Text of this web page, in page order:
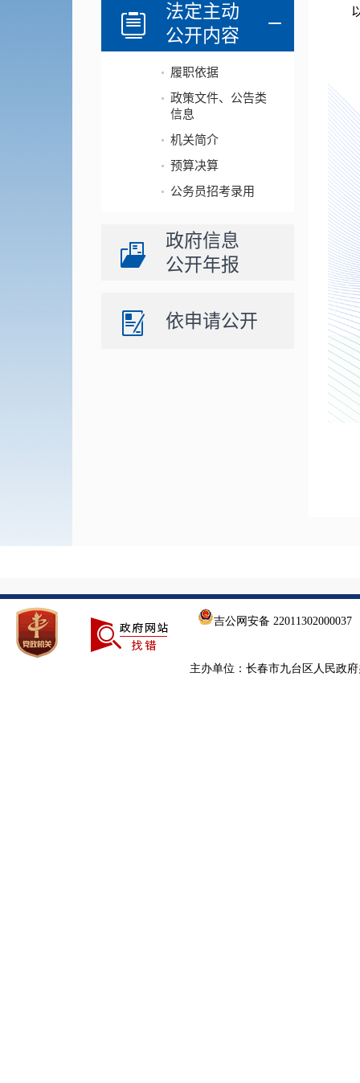
法定主动
公开内容
履职依据
政策文件、公告类
信息
机关简介
预算决算
公务员招考录用
政府信息
公开年报
依申请公开